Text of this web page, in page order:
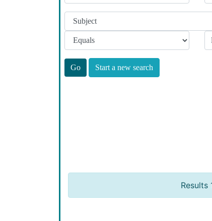
Start a new search
Results